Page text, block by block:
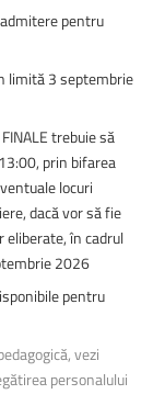
pentru
limită 3 septembrie
trebuie să
prin bifarea
locuri
dacă vor să fie
eliberate, în cadrul
2026
pentru
vezi
personalului